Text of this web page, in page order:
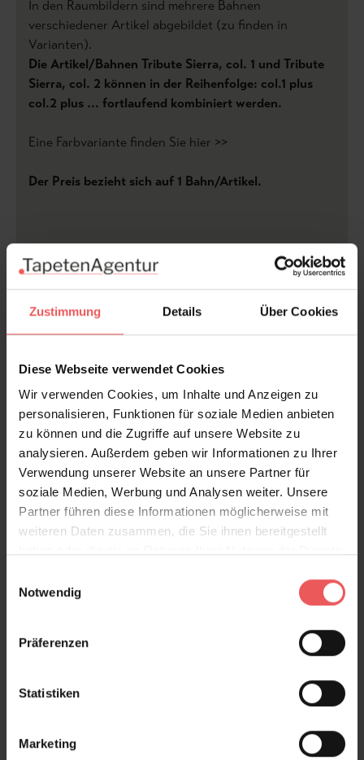
Zustimmung Details Über Cookies
Diese Webseite verwendet Cookies
Wir verwenden Cookies, um Inhalte und Anzeigen zu
personalisieren, Funktionen für soziale Medien anbieten
zu können und die Zugriffe auf unsere Website zu
analysieren. Außerdem geben wir Informationen zu Ihrer
Verwendung unserer Website an unsere Partner für
soziale Medien, Werbung und Analysen weiter. Unsere
Partner führen diese Informationen möglicherweise mit
weiteren Daten zusammen, die Sie ihnen bereitgestellt
Notwendig
Präferenzen
Statistiken
Marketing
In den Raumbildern sind mehrere Bahnen
verschiedener Artikel abgebildet (zu finden in
Varianten).
Die Artikel/Bahnen Tribute Sierra, col. 1 und Tribute
Sierra, col. 2 können in der Reihenfolge: col.1 plus
col.2 plus ... fortlaufend kombiniert werden.
Eine Farbvariante finden Sie hier >>
Der Preis bezieht sich auf 1 Bahn/Artikel.
Produktdetails
Versand & Zahlung
Teilen!
Sie haben Fragen zum Produkt?
Frage stellen
+49 (0)221 932 81 82
Produktgalerie überspringen
Varianten